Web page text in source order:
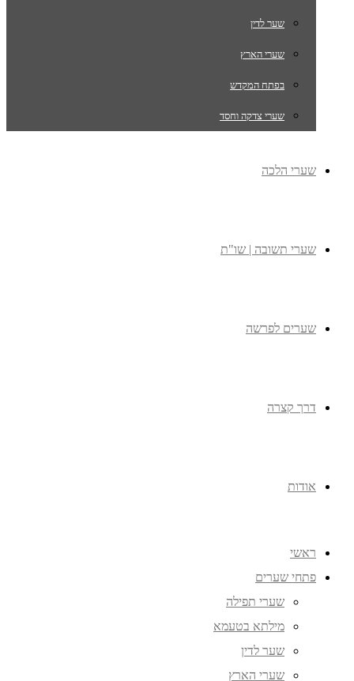
שער לדין
שערי הארץ
בפתח המקדש
שערי צדקה וחסד
שערי הלכה
שערי תשובה | שו"ת
שערים לפרשה
דרך קצרה
אודות
ראשי
פתחי שערים
שערי תפילה
מילתא בטעמא
שער לדין
שערי הארץ